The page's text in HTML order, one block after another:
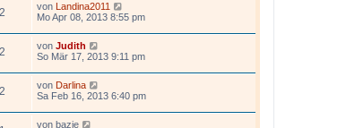
von Landina2011
Mo Apr 08, 2013 8:55 pm
von Judith
So Mär 17, 2013 9:11 pm
von Darlina
Sa Feb 16, 2013 6:40 pm
von bazie